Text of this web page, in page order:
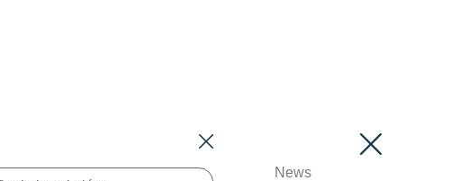
News